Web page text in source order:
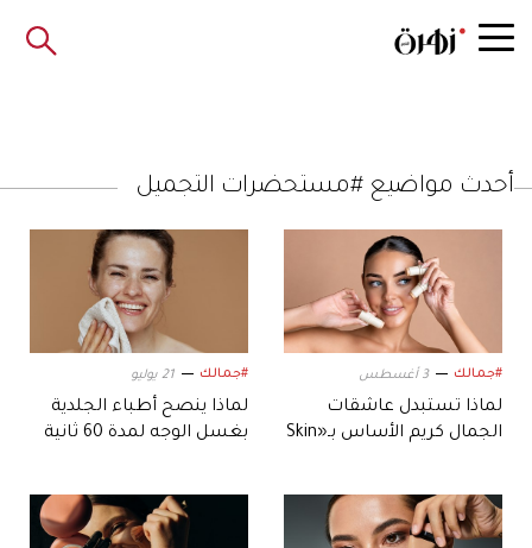
أحدث مواضيع #مستحضرات التجميل
#جمالك 3 أغسطس
لماذا تستبدل عاشقات
الجمال كريم الأساس بـ«Skin
#جمالك 21 يوليو
لماذا ينصح أطباء الجلدية
بغسل الوجه لمدة 60 ثانية